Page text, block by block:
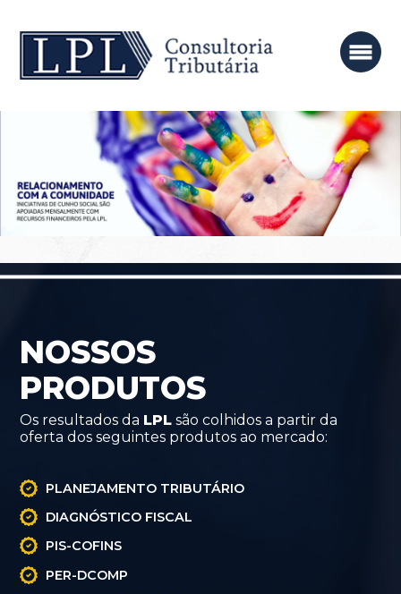
NOSSOS
PRODUTOS
Os resultados da LPL são colhidos a partir da
oferta dos seguintes produtos ao mercado:
PLANEJAMENTO TRIBUTÁRIO
DIAGNÓSTICO FISCAL
PIS-COFINS
PER-DCOMP